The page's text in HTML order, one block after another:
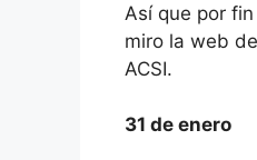
Así que por
miro la web
ACSI.
31 de enero